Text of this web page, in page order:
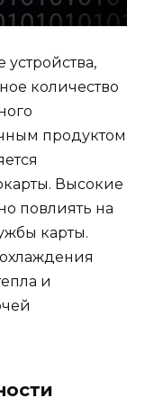
количество
продуктом
Высокие
повлиять на
карты.
и